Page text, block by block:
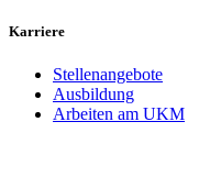
Karriere
Stellenangebote
Ausbildung
Arbeiten am UKM